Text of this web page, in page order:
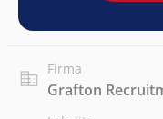
Firma
Grafton